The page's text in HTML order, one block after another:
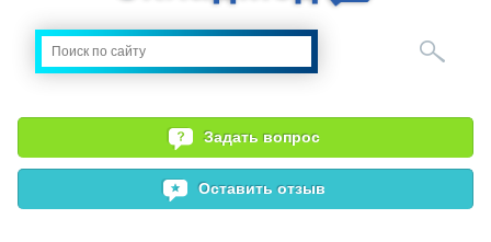
Задать вопрос
Оставить отзыв